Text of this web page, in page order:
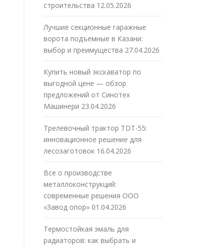
строительства 12.05.2026
Лучшие секционные гаражные
ворота подъемные в Казани:
выбор и преимущества 27.04.2026
Купить новый экскаватор по
выгодной цене — обзор
предложений от Синотех
Машинери 23.04.2026
Трелевочный трактор TDT-55:
инновационное решение для
лесозаготовок 16.04.2026
Все о производстве
металлоконструкций:
современные решения ООО
«Завод опор» 01.04.2026
Термостойкая эмаль для
радиаторов: как выбрать и